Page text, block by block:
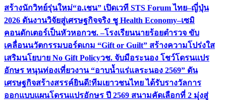
สร้างนักวิทย์รุ่นใหม่“อ.เชน” เปิดเวที STS Forum ไทย–ญี่ปุ่น
2026 ดันงานวิจัยสู่เศรษฐกิจจริง ชู Health Economy–เซมิ
คอนดักเตอร์เป็นหัวหอกวช. –โรงเรียนนายร้อยตำรวจ ขับ
เคลื่อนนวัตกรรมบอร์ดเกม “Gift or Guilt” สร้างความโปร่งใส
เสริมนโยบาย No Gift Policyวช. จับมือระนอง โชว์โดรนแปร
อักษร หนุนท่องเที่ยวงาน “อาบน้ำแร่แลระนอง 2569” ดัน
เศรษฐกิจสร้างสรรค์ยินดี!ทีมเยาวชนไทย ได้รับรางวัลการ
ออกแบบแผนโดรนแปรอักษร ปี 2569 สนามคัดเลือกที่ 2 มุ่งสู่